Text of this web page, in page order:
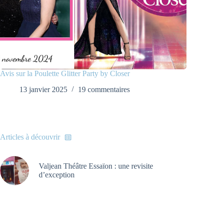
Avis sur la Poulette Glitter Party by Closer
13 janvier 2025
19 commentaires
Articles à découvrir
Valjean Théâtre Essaïon : une revisite
d’exception